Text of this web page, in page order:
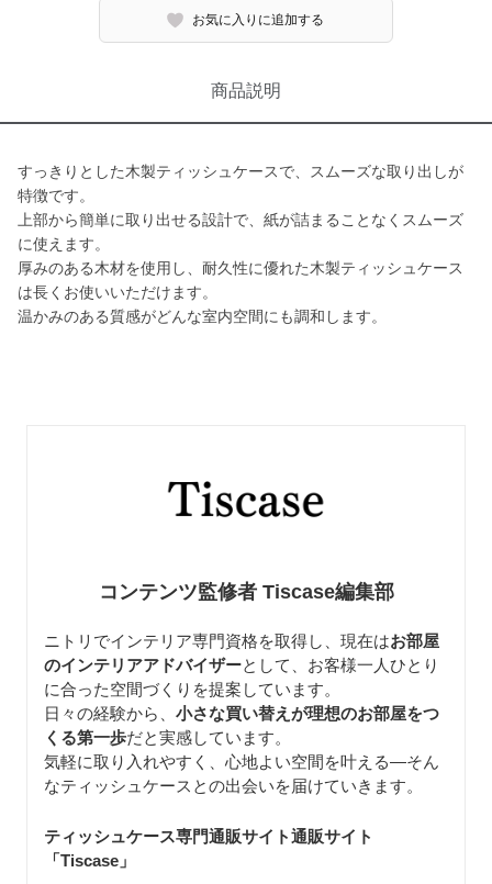
お気に入りに追加する
商品説明
すっきりとした木製ティッシュケースで、スムーズな取り出しが
特徴です。
上部から簡単に取り出せる設計で、紙が詰まることなくスムーズ
に使えます。
厚みのある木材を使用し、耐久性に優れた木製ティッシュケース
は長くお使いいただけます。
温かみのある質感がどんな室内空間にも調和します。
コンテンツ監修者 Tiscase編集部
ニトリでインテリア専門資格を取得し、現在はお部屋
のインテリアアドバイザーとして、お客様一人ひとり
に合った空間づくりを提案しています。
日々の経験から、 小さな買い替えが理想のお部屋をつ
くる第一歩だと実感しています。
気軽に取り入れやすく、心地よい空間を叶える—そん
なティッシュケースとの出会いを届けていきます。
ティッシュケース専門通販サイト通販サイト
「Tiscase 」